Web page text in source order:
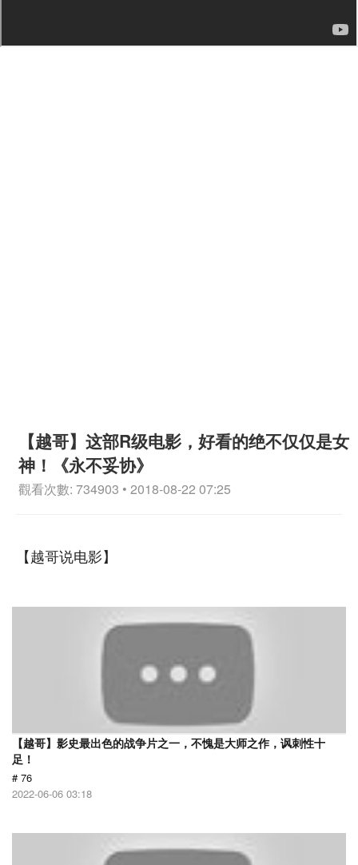
【越哥】这部R级电影，好看的绝不仅仅是女
神！《永不妥协》
觀看次數: 734903 • 2018-08-22 07:25
【越哥说电影】
【越哥】影史最出色的战争片之一，不愧是大师之作，讽刺性十
足！
# 76
2022-06-06 03:18